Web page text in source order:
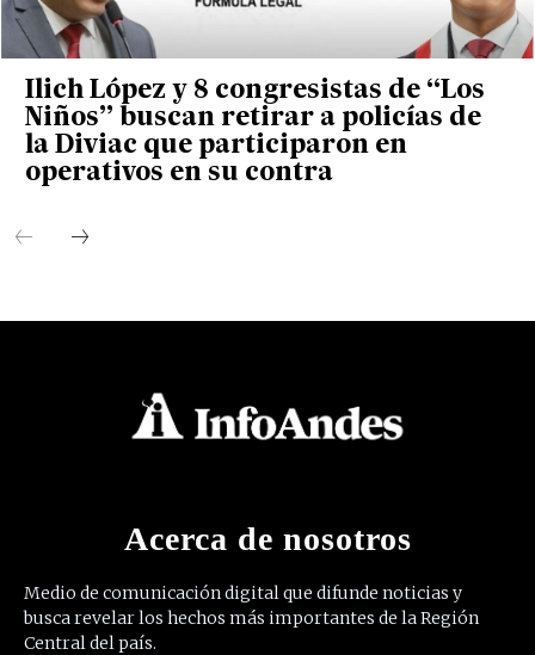
Ilich López y 8 congresistas de “Los
Niños” buscan retirar a policías de
la Diviac que participaron en
operativos en su contra
Acerca de nosotros
Medio de comunicación digital que difunde noticias y
busca revelar los hechos más importantes de la Región
Central del país.